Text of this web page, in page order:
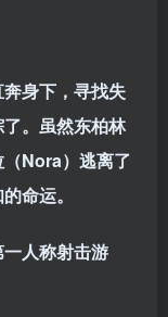
身下，寻找失
。虽然东柏林
Nora）逃离了
命运。
人称射击游